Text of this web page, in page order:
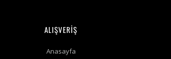
ALIŞVERİŞ
Anasayfa